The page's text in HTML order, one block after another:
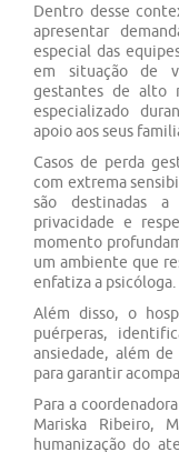
Dentro desse
apresentar
especial das
em situação de
gestantes de alto
especializado
apoio aos seus
Casos de perda
com extrema
são destinadas a
privacidade e
momento
um ambiente que
enfatiza a psicóloga.
Além disso, o
puérperas,
ansiedade, além
para garantir
Para a
Mariska Ribeiro,
humanização do